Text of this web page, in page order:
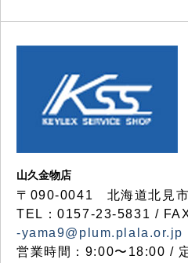
山久金物店
〒090-0041 北海道北見
TEL：0157-23-5831 /
-yama9@plum.plala.or.jp
営業時間：9:00〜18:00 /